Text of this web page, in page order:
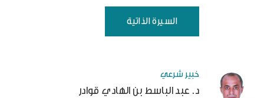
السيرة الذاتية
خبير شرعي
د. عبد الباسط بن الهادي قوادر